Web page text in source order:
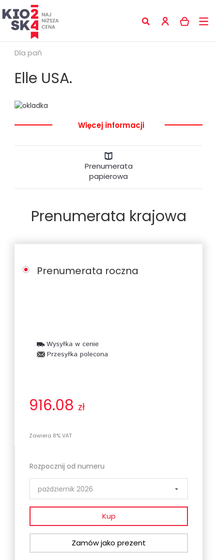
Dla pań
Elle USA.
Więcej informacji
Prenumerata
papierowa
Prenumerata krajowa
Prenumerata roczna
Wysyłka w cenie
Przesyłka polecona
916.08 zł
Zawiera 8% VAT
Rozpocznij od numeru
Kup
Zamów jako prezent